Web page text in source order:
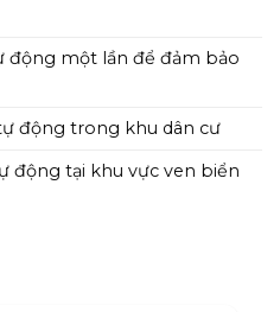
động một lần để đảm bảo
động trong khu dân cư
động tại khu vực ven biển